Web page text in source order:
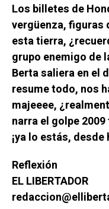
Los billetes de
vergüenza, figuras
esta tierra,
grupo enemigo de
Berta saliera en el
resume todo, nos
majeeee,
narra el golpe
¡ya lo estás,
Reflexión
EL LIBERTADOR